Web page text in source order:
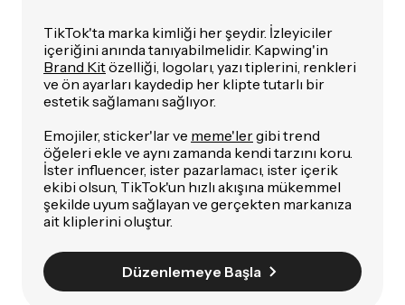
TikTok'ta marka kimliği her şeydir. İzleyiciler
içeriğini anında tanıyabilmelidir. Kapwing'in
Brand Kitözelliği, logoları, yazı tiplerini, renkleri
ve ön ayarları kaydedip her klipte tutarlı bir
estetik sağlamanı sağlıyor.
Emojiler, sticker'lar ve meme'lergibi trend
öğeleri ekle ve aynı zamanda kendi tarzını koru.
İster influencer, ister pazarlamacı, ister içerik
ekibi olsun, TikTok'un hızlı akışına mükemmel
şekilde uyum sağlayan ve gerçekten markanıza
ait kliplerini oluştur.
Düzenlemeye Başla